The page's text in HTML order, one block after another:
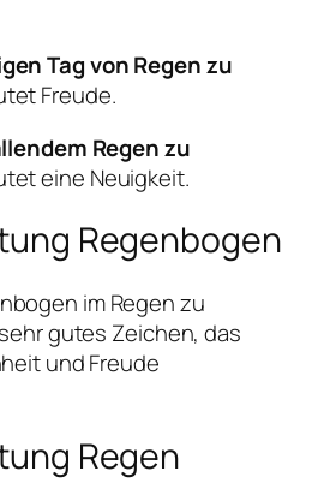
Tag von Regen zu
Freude.
Regen zu
eine Neuigkeit.
Regenbogen
im Regen zu
gutes Zeichen, das
und Freude
Regen